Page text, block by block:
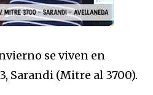
se viven en
Sarandi (Mitre al 3700).